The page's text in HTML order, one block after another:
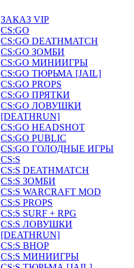
ЗАКАЗ VIP
CS:GO
CS:GO DEATHMATCH
CS:GO ЗОМБИ
CS:GO МИНИИГРЫ
CS:GO ТЮРЬМА [JAIL]
CS:GO PROPS
CS:GO ПРЯТКИ
CS:GO ЛОВУШКИ
[DEATHRUN]
CS:GO HEADSHOT
CS:GO PUBLIC
CS:GO ГОЛОДНЫЕ ИГРЫ
CS:S
CS:S DEATHMATCH
CS:S ЗОМБИ
CS:S WARCRAFT MOD
CS:S PROPS
CS:S SURF + RPG
CS:S ЛОВУШКИ
[DEATHRUN]
CS:S BHOP
CS:S МИНИИГРЫ